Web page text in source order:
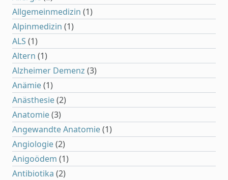
Allgemeinmedizin (1)
Alpinmedizin (1)
ALS (1)
Altern (1)
Alzheimer Demenz (3)
Anämie(1)
Anästhesie(2)
Anatomie(3)
Angewandte Anatomie(1)
Angiologie(2)
Anigoödem (1)
Antibiotika (2)